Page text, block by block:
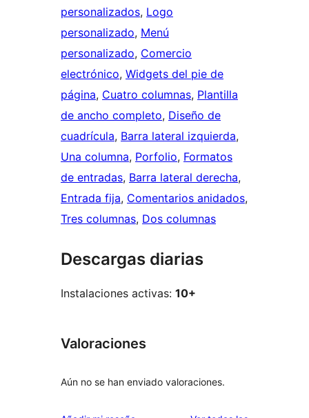
personalizados, Logo
personalizado, Menú
personalizado, Comercio
electrónico, Widgets del pie de
página, Cuatro columnas, Plantilla
de ancho completo, Diseño de
cuadrícula, Barra lateral izquierda
Una columna, Porfolio, Formatos
de entradas, Barra lateral derecha
Entrada fija, Comentarios anidados
Tres columnas, Dos columnas
Descargas diarias
Instalaciones activas: 10+
Valoraciones
Aún no se han enviado valoraciones.